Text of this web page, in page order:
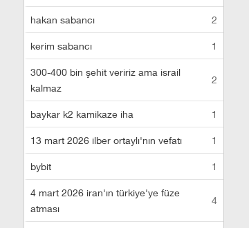
hakan sabancı 2
kerim sabancı 1
300-400 bin şehit veririz ama israil
kalmaz
2
baykar k2 kamikaze iha 1
13 mart 2026 ilber ortaylı'nın vefatı 1
bybit 1
4 mart 2026 iran'ın türkiye'ye füze
atması
4